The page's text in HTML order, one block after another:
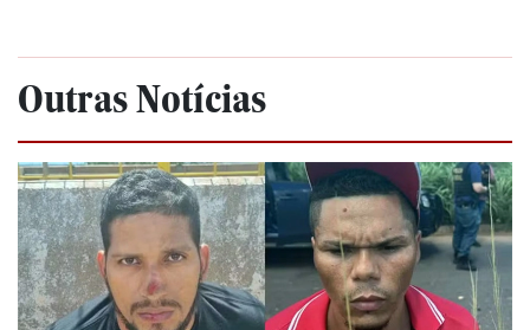
Outras Notícias